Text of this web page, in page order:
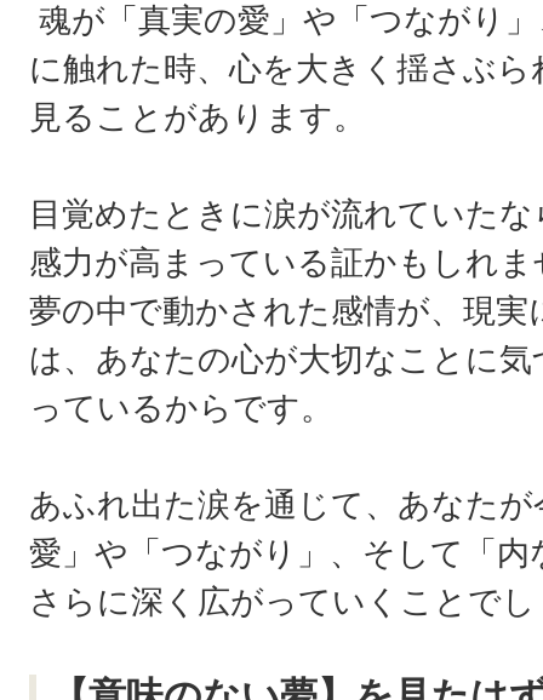
魂が「真実の愛」や「つながり
に触れた時、心を大きく揺さぶ
見ることがあります。
目覚めたときに涙が流れていた
感力が高まっている証かもしれま
夢の中で動かされた感情が、現
は、あなたの心が大切なことに
っているからです。
あふれ出た涙を通じて、あなた
愛」や「つながり」、そして「
さらに深く広がっていくことで